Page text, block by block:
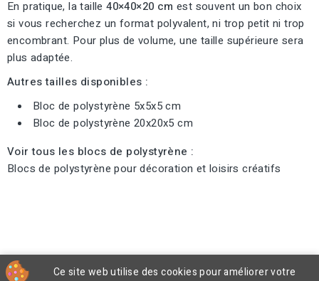
En pratique, la taille40×40×20 cm est souvent un bon choix
si vous recherchez un format polyvalent, ni trop petit ni trop
encombrant. Pour plus de volume, une taille supérieure sera
plus adaptée.
Autres tailles disponibles :
Bloc de polystyrène 5x5x5 cm
Bloc de polystyrène 20x20x5 cm
Voir tous les blocs de polystyrène :
Blocs de polystyrène pour décoration et loisirs créatifs
Ce site web utilise des cookies pour améliorer votre